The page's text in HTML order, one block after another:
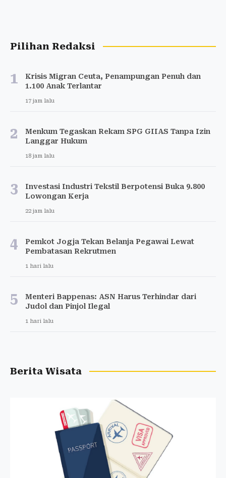
Pilihan Redaksi
1
Krisis Migran Ceuta, Penampungan Penuh dan
1.100 Anak Terlantar
17 jam lalu
2
Menkum Tegaskan Rekam SPG GIIAS Tanpa Izin
Langgar Hukum
18 jam lalu
3
Investasi Industri Tekstil Berpotensi Buka 9.800
Lowongan Kerja
22 jam lalu
4
Pemkot Jogja Tekan Belanja Pegawai Lewat
Pembatasan Rekrutmen
1 hari lalu
5
Menteri Bappenas: ASN Harus Terhindar dari
Judol dan Pinjol Ilegal
1 hari lalu
Berita Wisata